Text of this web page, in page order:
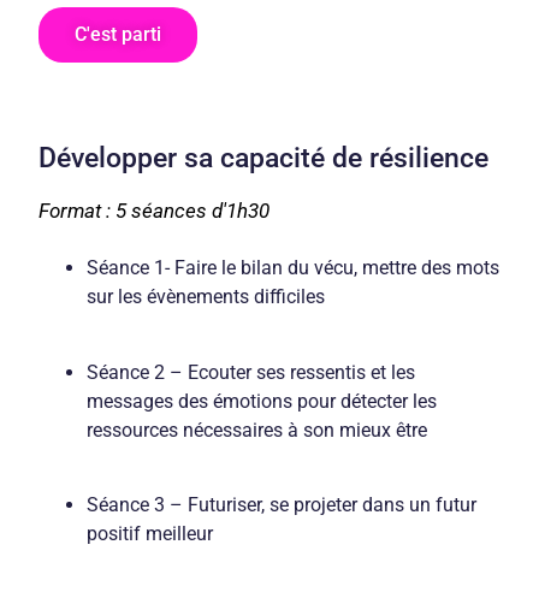
C'est parti
Développer sa capacité de résilience
Format : 5 séances d'1h30
Séance 1- Faire le bilan du vécu, mettre des mots
sur les évènements difficiles
Séance 2 – Ecouter ses ressentis et les
messages des émotions pour détecter les
ressources nécessaires à son mieux être
Séance 3 – Futuriser, se projeter dans un futur
positif meilleur